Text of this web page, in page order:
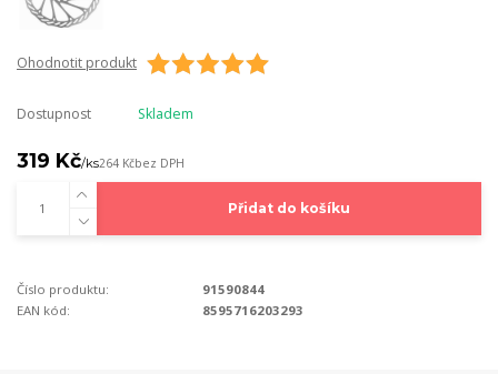
Ohodnotit produkt
Dostupnost Skladem
319 Kč/ks264 Kčbez DPH
Přidat do košíku
Číslo produktu:
91590844
EAN kód:
8595716203293